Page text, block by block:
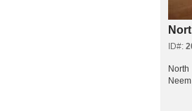
ID#: